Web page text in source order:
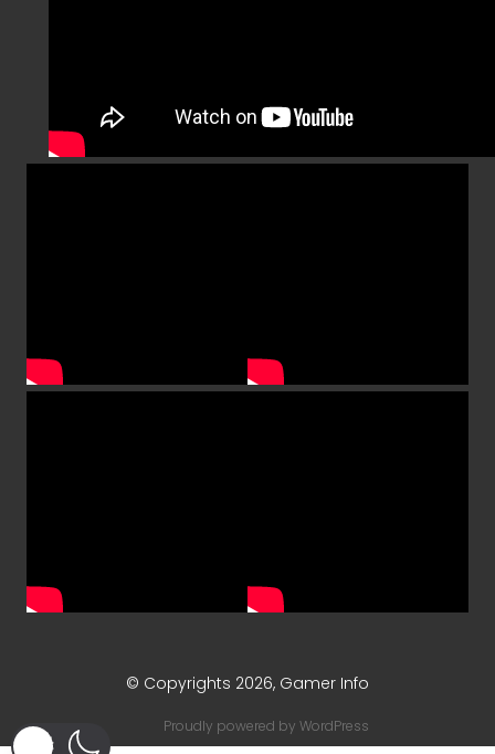
© Copyrights 2026, Gamer Info
Proudly powered by WordPress